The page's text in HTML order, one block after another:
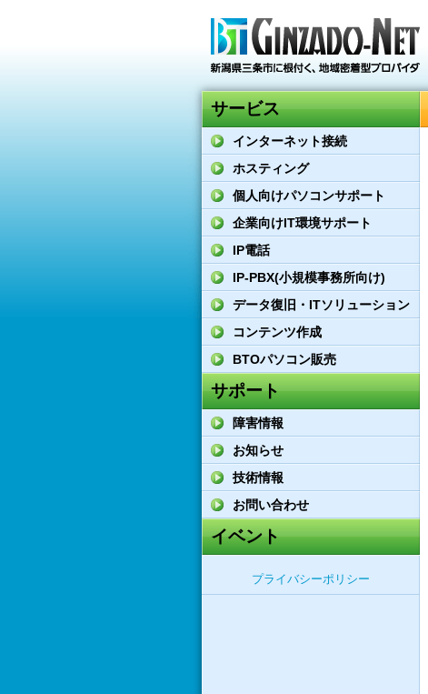
サービス
インターネット接続
ホスティング
個人向けパソコンサポート
企業向けIT環境サポート
IP電話
IP-PBX(小規模事務所向け)
データ復旧・ITソリューション
コンテンツ作成
BTOパソコン販売
サポート
障害情報
お知らせ
技術情報
お問い合わせ
イベント
プライバシーポリシー